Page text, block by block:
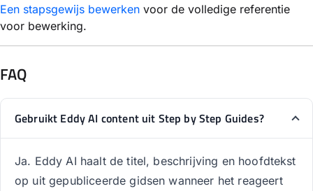
Een stapsgewijs bewerken voor de volledige referentie
voor bewerking.
FAQ
Gebruikt Eddy AI content uit Step by Step Guides?
Ja. Eddy AI haalt de titel, beschrijving en hoofdtekst
op uit gepubliceerde gidsen wanneer het reageert